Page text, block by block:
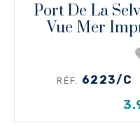
Port De La
Vue Mer
RÉF. 6223/C